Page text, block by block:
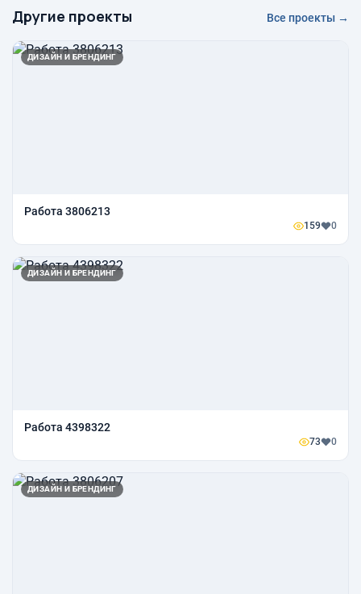
Другие проекты Все проекты →
ДИЗАЙН И БРЕНДИНГ
Работа 3806213
159 0
ДИЗАЙН И БРЕНДИНГ
Работа 4398322
73 0
ДИЗАЙН И БРЕНДИНГ